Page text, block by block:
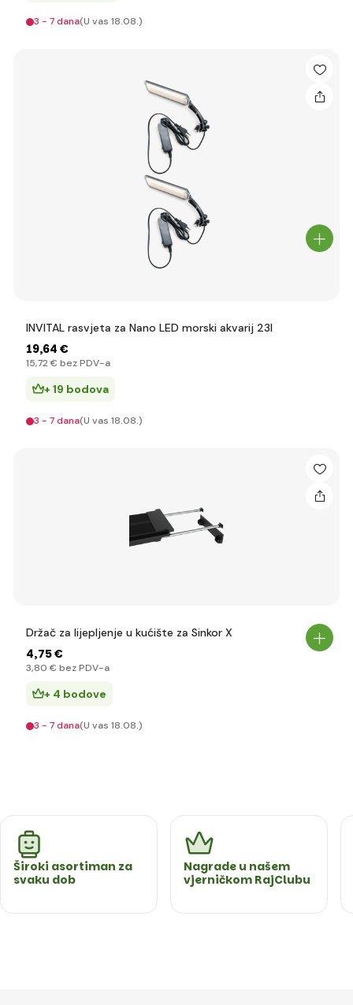
3 - 7 dana(U vas 18.08.)
INVITAL rasvjeta za Nano LED morski akvarij 23l
19,64 €
15,72 € bez PDV-a
+ 19 bodova
3 - 7 dana(U vas 18.08.)
Držač za lijepljenje u kućište za Sinkor X
4,75 €
3,80 € bez PDV-a
+ 4 bodove
3 - 7 dana(U vas 18.08.)
Široki asortiman za
svaku dob
Nagrade u našem
vjerničkom RajClubu